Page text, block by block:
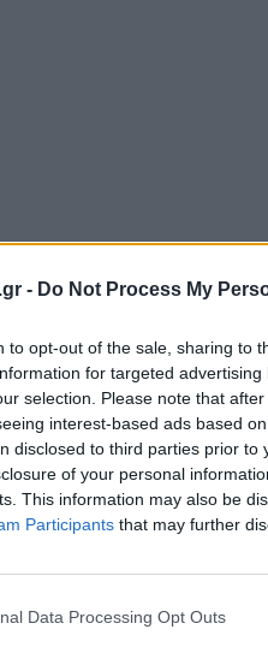
- Do Not Process My
to opt-out of the sale, sharing to
for targeted
selection. Please note that
interest-based ads based
disclosed to third parties prior
of your personal
This information may also be
Participants that may further
Data Processing Opt Outs
Instagram.
το χρήστηNadia Boule
ΔΙΑΦΗΜΙΣΗ